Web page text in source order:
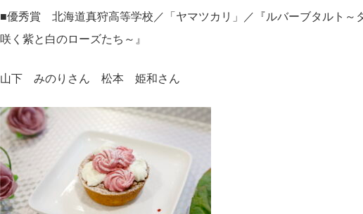
■優秀賞 北海道真狩高等学校／「ヤマツカリ」／『ルバーブタルト～
咲く紫と白のローズたち～』
⼭下 みのりさん 松本 姫和さん